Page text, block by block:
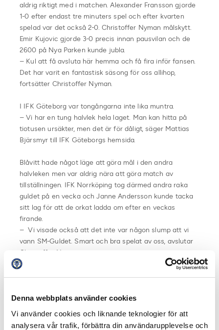
Denna webbplats använder cookies
Vi använder cookies och liknande teknologier för att
analysera vår trafik, förbättra din användarupplevelse och
aldrig riktigt med i matchen. Alexander Fransson gjorde
1-0 efter endast tre minuters spel och efter kvarten
spelad var det också 2-0. Christoffer Nyman målskytt.
Emir Kujovic gjorde 3-0 precis innan pausvilan och de
2600 på Nya Parken kunde jubla.
– Kul att få avsluta här hemma och få fira inför fansen.
Det har varit en fantastisk säsong för oss allihop,
fortsätter Christoffer Nyman.
I IFK Göteborg var tongångarna inte lika muntra.
– Vi har en tung halvlek hela laget. Man kan hitta på
tiotusen ursäkter, men det är för dåligt, säger Mattias
Bjärsmyr till IFK Göteborgs hemsida.
Blåvitt hade något läge att göra mål i den andra
halvleken men var aldrig nära att göra match av
tillställningen. IFK Norrköping tog därmed andra raka
guldet på en vecka och Janne Andersson kunde tacka
sitt lag för att de orkat ladda om efter en veckas
firande.
– Vi visade också att det inte var någon slump att vi
vann SM-Guldet. Smart och bra spelat av oss, avslutar
Christoffer Nyman.
Supercupen.
Robert Johansson / FOTO: Bildbyrån